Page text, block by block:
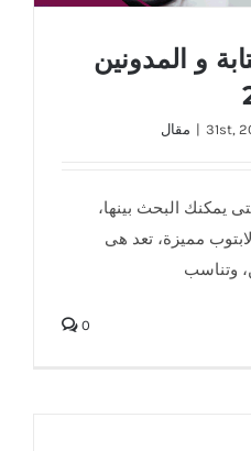
و المدونين
| مقال
يمكنك البحث بينها،
مميزة، تعد هى
وتناسب
0